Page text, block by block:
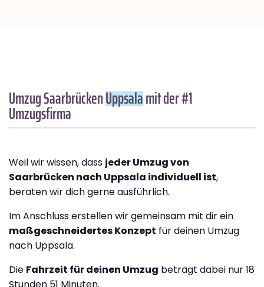
Umzug SaarbrückenUppsalamit der #1
Umzugsfirma
Weil wir wissen, dass jeder Umzug von
Saarbrücken nach Uppsala individuell ist,
beraten wir dich gerne ausführlich.
Im Anschluss erstellen wir gemeinsam mit dir ein
maßgeschneidertes Konzept für deinen Umzug
nach Uppsala.
Die Fahrzeit für deinen Umzug beträgt dabei nur 18